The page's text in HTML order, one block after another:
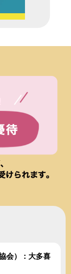
会）：大多喜